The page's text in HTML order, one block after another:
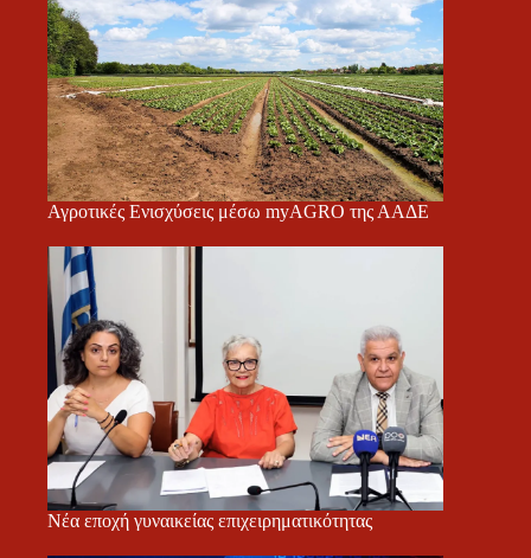
Αγροτικές Ενισχύσεις μέσω myAGRO της ΑΑΔΕ
Νέα εποχή γυναικείας επιχειρηματικότητας